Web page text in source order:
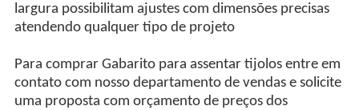
largura possibilitam ajustes com dimensões precisas
atendendo qualquer tipo de projeto
Para comprar Gabarito para assentar tijolos entre em
contato com nosso departamento de vendas e solicite
uma proposta com orçamento de preços dos